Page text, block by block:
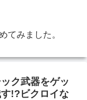
てみました。
ク武器をゲッ
!?ビクロイな